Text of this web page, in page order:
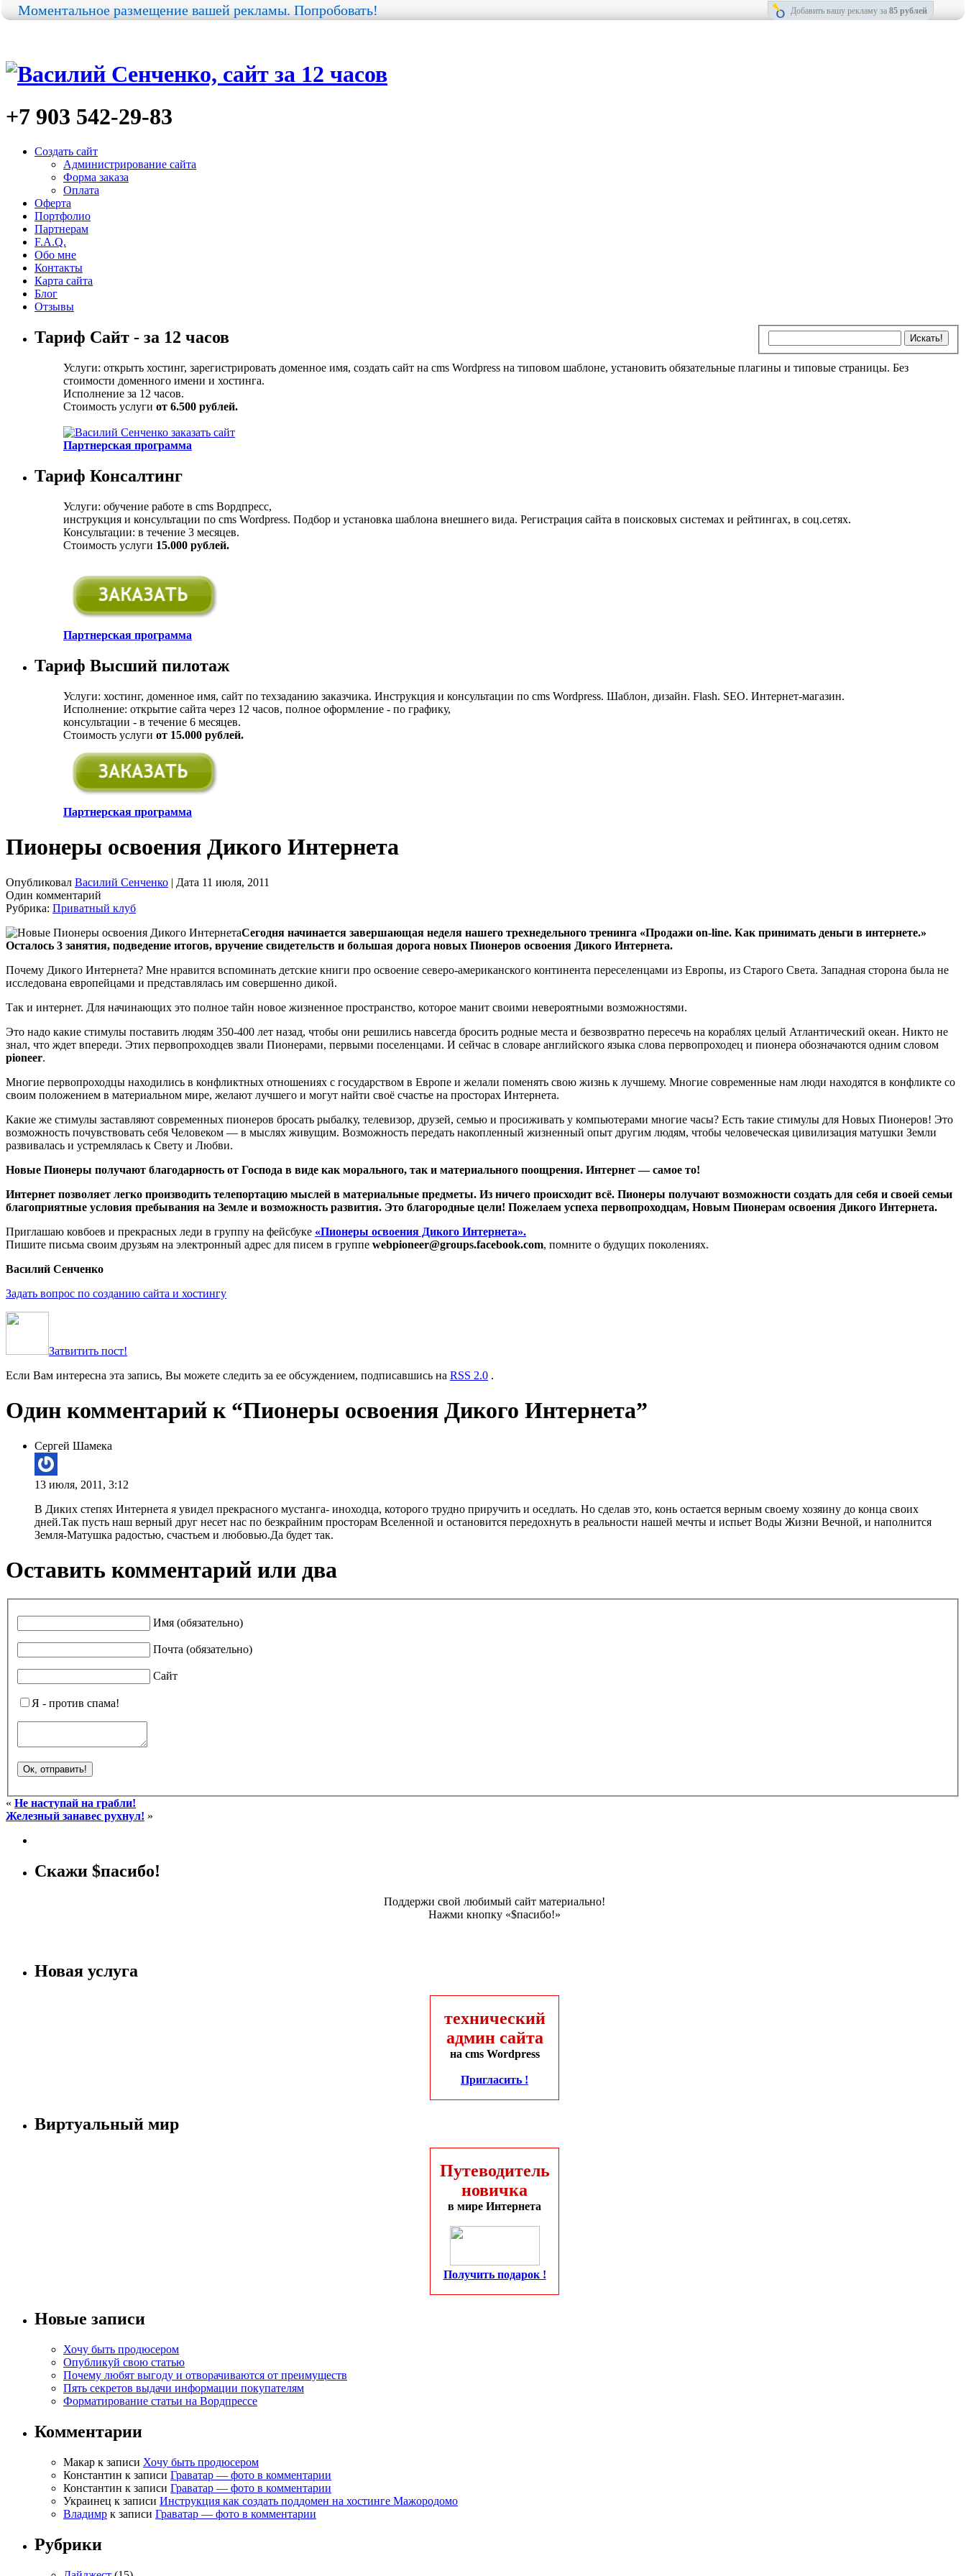
Моментальное размещение вашей рекламы. Попробовать! Добавить вашу рекламу за 85 рублей
+7 903 542-29-83
Создать сайт
Администрирование сайта
Форма заказа
Оплата
Оферта
Портфолио
Партнерам
F.A.Q.
Обо мне
Контакты
Карта сайта
Блог
Отзывы
Тариф Сайт - за 12 часов
Услуги: открыть хостинг, зарегистрировать доменное имя, создать сайт на cms Wordpress на типовом шаблоне, установить обязательные плагины и типовые страницы. Без
стоимости доменного имени и хостинга.
Исполнение за 12 часов.
Стоимость услуги от 6.500 рублей.
Партнерская программа
Тариф Консалтинг
Услуги: обучение работе в cms Вордпресс,
инструкция и консультации по cms Wordpress. Подбор и установка шаблона внешнего вида. Регистрация сайта в поисковых системах и рейтингах, в соц.сетях.
Консультации: в течение 3 месяцев.
Стоимость услуги 15.000 рублей.
Партнерская программа
Тариф Высший пилотаж
Услуги: хостинг, доменное имя, сайт по техзаданию заказчика. Инструкция и консультации по cms Wordpress. Шаблон, дизайн. Flash. SEO. Интернет-магазин.
Исполнение: открытие сайта через 12 часов, полное оформление - по графику,
консультации - в течение 6 месяцев.
Стоимость услуги от 15.000 рублей.
Партнерская программа
Пионеры освоения Дикого Интернета
Опубликовал Василий Сенченко | Дата 11 июля, 2011
Один комментарий
Рубрика: Приватный клуб
Сегодня начинается завершающая неделя нашего трехнедельного тренинга «Продажи on-line. Как принимать деньги в интернете.»
Осталось 3 занятия, подведение итогов, вручение свидетельств и большая дорога новых Пионеров освоения Дикого Интернета.
Почему Дикого Интернета? Мне нравится вспоминать детские книги про освоение северо-американского континента переселенцами из Европы, из Старого Света. Западная сторона была не
исследована европейцами и представлялась им совершенно дикой.
Так и интернет. Для начинающих это полное тайн новое жизненное пространство, которое манит своими невероятными возможностями.
Это надо какие стимулы поставить людям 350-400 лет назад, чтобы они решились навсегда бросить родные места и безвозвратно пересечь на кораблях целый Атлантический океан. Никто не
знал, что ждет впереди. Этих первопроходцев звали Пионерами, первыми поселенцами. И сейчас в словаре английского языка слова первопроходец и пионера обозначаются одним словом
pioneer.
Многие первопроходцы находились в конфликтных отношениях с государством в Европе и желали поменять свою жизнь к лучшему. Многие современные нам люди находятся в конфликте со
своим положением в материальном мире, желают лучшего и могут найти своё счастье на просторах Интернета.
Какие же стимулы заставляют современных пионеров бросать рыбалку, телевизор, друзей, семью и просиживать у компьютерами многие часы? Есть такие стимулы для Новых Пионеров! Это
возможность почувствовать себя Человеком — в мыслях живущим. Возможность передать накопленный жизненный опыт другим людям, чтобы человеческая цивилизация матушки Земли
развивалась и устремлялась к Свету и Любви.
Новые Пионеры получают благодарность от Господа в виде как морального, так и материального поощрения. Интернет — самое то!
Интернет позволяет легко производить телепортацию мыслей в материальные предметы. Из ничего происходит всё. Пионеры получают возможности создать для себя и своей семьи
благоприятные условия пребывания на Земле и возможность развития. Это благородные цели! Пожелаем успеха первопроходцам, Новым Пионерам освоения Дикого Интернета.
Приглашаю ковбоев и прекрасных леди в группу на фейсбуке «Пионеры освоения Дикого Интернета».
Пишите письма своим друзьям на электронный адрес для писем в группе webpioneer@groups.facebook.com, помните о будущих поколениях.
Василий Сенченко
Задать вопрос по созданию сайта и хостингу
Затвитить пост!
Если Вам интересна эта запись, Вы можете следить за ее обсуждением, подписавшись на RSS 2.0 .
Один комментарий к “Пионеры освоения Дикого Интернета”
Сергей Шамека
13 июля, 2011, 3:12
В Диких степях Интернета я увидел прекрасного мустанга- иноходца, которого трудно приручить и оседлать. Но сделав это, конь остается верным своему хозяину до конца своих
дней.Так пусть наш верный друг несет нас по безкрайним просторам Вселенной и остановится передохнуть в реальности нашей мечты и испьет Воды Жизни Вечной, и наполнится
Земля-Матушка радостью, счастьем и любовью.Да будет так.
Оставить комментарий или два
Имя (обязательно)
Почта (обязательно)
Сайт
Я - против спама!
« Не наступай на грабли!
Железный занавес рухнул! »
Скажи $пасибо!
Поддержи свой любимый сайт материально!
Нажми кнопку «$пасибо!»
Новая услуга
технический
админ сайта
на cms Wordpress
Пригласить !
Виртуальный мир
Путеводитель
новичка
в мире Интернета
Получить подарок !
Новые записи
Хочу быть продюсером
Опубликуй свою статью
Почему любят выгоду и отворачиваются от преимуществ
Пять секретов выдачи информации покупателям
Форматирование статьи на Вордпрессе
Комментарии
Макар к записи Хочу быть продюсером
Константин к записи Граватар — фото в комментарии
Константин к записи Граватар — фото в комментарии
Украинец к записи Инструкция как создать поддомен на хостинге Мажородомо
Владимр к записи Граватар — фото в комментарии
Рубрики